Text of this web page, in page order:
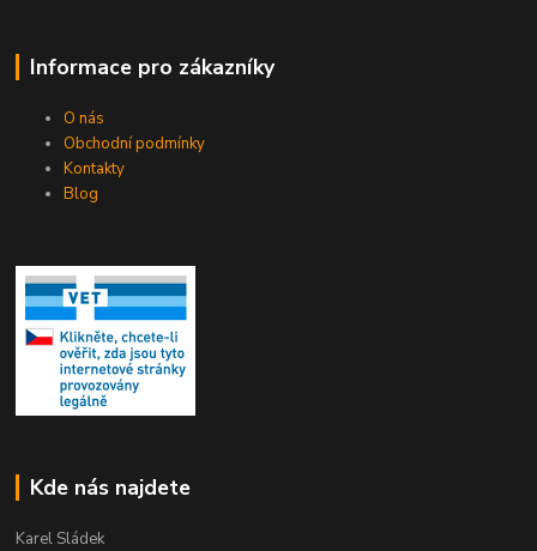
Informace pro zákazníky
O nás
Obchodní podmínky
Kontakty
Blog
Kde nás najdete
Karel Sládek